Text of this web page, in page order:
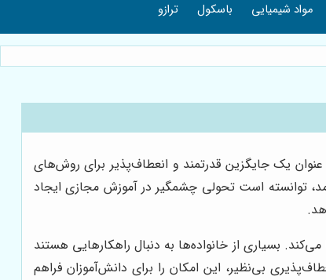
مواد شیمیایی باسکول ترازو
یک جایگزین قدرتمند و انعطاف‌پذیر برای روش‌های
توانسته است تحولی چشمگیر در آموزش مجازی ایجاد
بسیاری از خانواده‌ها به دنبال راهکارهایی هستند
بی‌نظیر، این امکان را برای دانش‌آموزان فراهم